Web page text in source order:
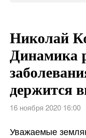
Николай
Динамика
держится
16 ноября 2020 16:00
Уважаемые